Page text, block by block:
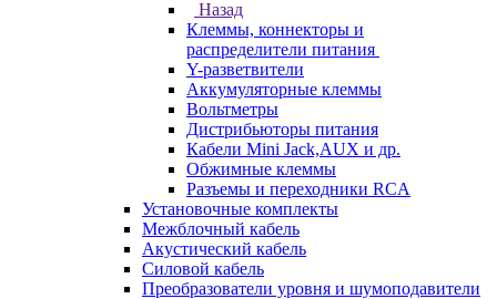
Назад
Клеммы, коннекторы и
распределители питания
Y-разветвители
Аккумуляторные клеммы
Вольтметры
Дистрибьюторы питания
Кабели Mini Jack,AUX и др.
Обжимные клеммы
Разъемы и переходники RCA
Установочные комплекты
Межблочный кабель
Акустический кабель
Силовой кабель
Преобразователи уровня и шумоподавители